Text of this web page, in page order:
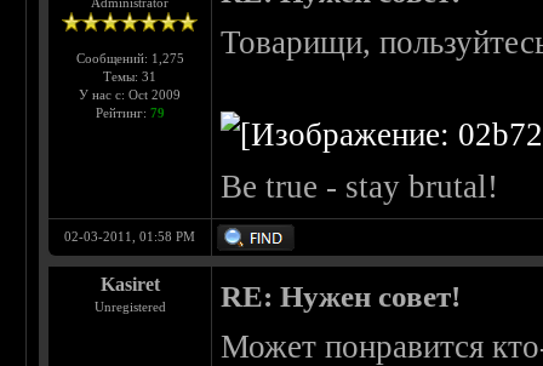
Сообщений: 1,275
Темы: 31
У нас с: Oct 2009
Рейтинг: 79
Товарищи,
Be true - stay brutal!
02-03-2011, 01:58 PM
Kasiret
Unregistered RE: Нужен совет!
Может понравится